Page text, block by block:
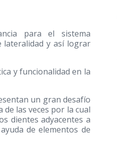
para el sistema
lateralidad y así lograr
y funcionalidad en la
un gran desafío
las veces por la cual
dientes adyacentes a
de elementos de